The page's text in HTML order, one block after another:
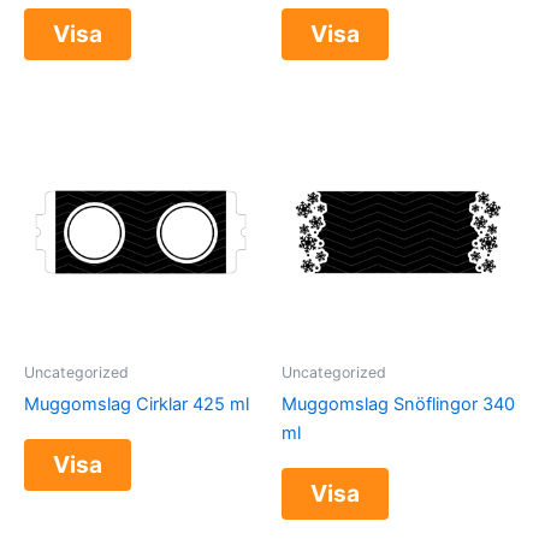
Visa Visa
Uncategorized
Muggomslag Cirklar 425 ml
Visa
Uncategorized
Muggomslag Snöflingor 340
ml
Visa